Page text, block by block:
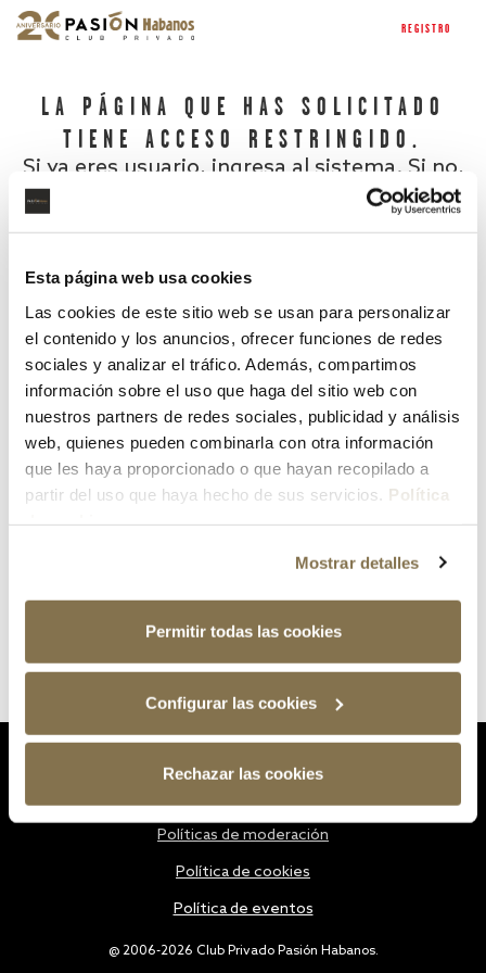
Esta página web usa cookies
Las cookies de este sitio web se usan para personalizar
el contenido y los anuncios, ofrecer funciones de redes
sociales y analizar el tráfico. Además, compartimos
información sobre el uso que haga del sitio web con
nuestros partners de redes sociales, publicidad y análisis
web, quienes pueden combinarla con otra información
que les haya proporcionado o que hayan recopilado a
partir del uso que haya hecho de sus servicios. Política
Mostrar detalles
Permitir todas las cookies
Configurar las cookies
Rechazar las cookies
REGISTRO
LA PÁGINA QUE HAS SOLICITADO
TIENE ACCESO RESTRINGIDO.
Si ya eres usuario, ingresa al sistema. Si no,
¿Has olvidado tu contraseña?
@ 2006-2026 Club Privado Pasión Habanos.
Políticas de moderación
Política de cookies
Política de eventos